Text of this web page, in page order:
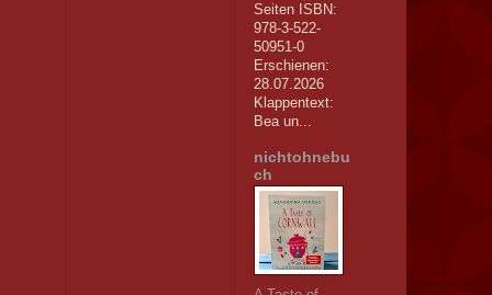
Seiten ISBN:
978-3-522-
50951-0
Erschienen:
28.07.2026
Klappentext:
Bea un...
nichtohnebu
ch